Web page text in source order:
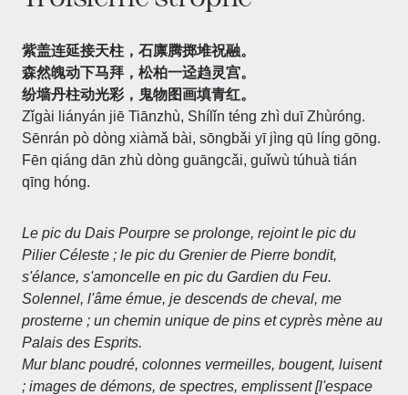
紫盖连延接天柱，石廪腾掷堆祝融。
森然魄动下马拜，松柏一迳趋灵宫。
纷墙丹柱动光彩，鬼物图画填青红。
Zǐgài liányán jiē Tiānzhù, Shílǐn téng zhì duī Zhùróng.
Sēnrán pò dòng xiàmǎ bài, sōngbǎi yī jìng qū líng gōng.
Fēn qiáng dān zhù dòng guāngcǎi, guǐwù túhuà tián
qīng hóng.
Le pic du Dais Pourpre se prolonge, rejoint le pic du
Pilier Céleste ; le pic du Grenier de Pierre bondit,
s'élance, s'amoncelle en pic du Gardien du Feu.
Solennel, l'âme émue, je descends de cheval, me
prosterne ; un chemin unique de pins et cyprès mène au
Palais des Esprits.
Mur blanc poudré, colonnes vermeilles, bougent, luisent
; images de démons, de spectres, emplissent [l'espace